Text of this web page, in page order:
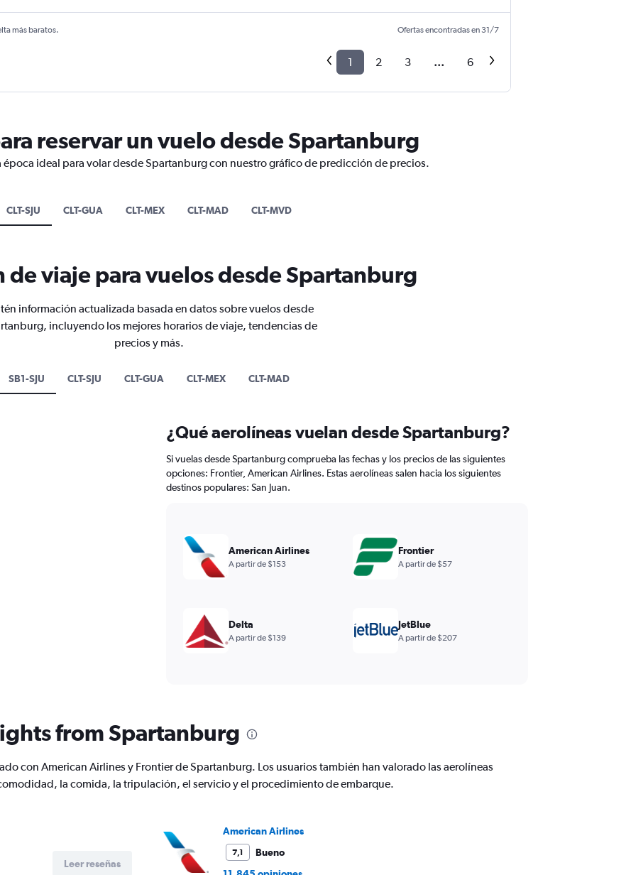
más baratos. Ofertas encontradas en 31/7
1 2 3 ... 6
reservar un vuelo desde Spartanburg
ideal para volar desde Spartanburg con nuestro gráfico de predicción de precios.
CLT-SJU CLT-GUA CLT-MEX CLT-MAD CLT-MVD
de viaje para vuelos desde Spartanburg
información actualizada basada en datos sobre vuelos desde
incluyendo los mejores horarios de viaje, tendencias de
precios y más.
SB1-SJU CLT-SJU CLT-GUA CLT-MEX CLT-MAD
¿Qué aerolíneas vuelan desde Spartanburg?
Si vuelas desde Spartanburg comprueba las fechas y los precios de las siguientes
opciones: Frontier, American Airlines. Estas aerolíneas salen hacia los siguientes
destinos populares: San Juan.
American Airlines
A partir de $153
Frontier
A partir de $57
Delta
A partir de $139
JetBlue
A partir de $207
from Spartanburg
con American Airlines y Frontier de Spartanburg. Los usuarios también han valorado las aerolíneas
la comida, la tripulación, el servicio y el procedimiento de embarque.
Leer reseñas
American Airlines
7,1
Bueno